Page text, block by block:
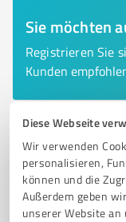
Diese Webseite
Wir verwenden
personalisieren,
können und die
Außerdem geben
unserer Website an
Sie möchten
Registrieren Sie
Kunden
6
Blimo GmbH
Blimo GmbH
Hausverwaltung